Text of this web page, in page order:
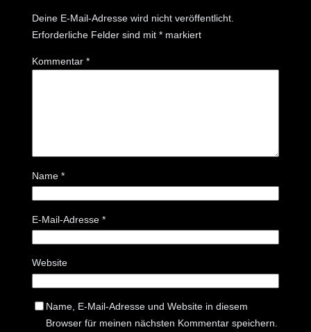
Deine E-Mail-Adresse wird nicht veröffentlicht.
Erforderliche Felder sind mit * markiert
Kommentar *
Name *
E-Mail-Adresse *
Website
Name, E-Mail-Adresse und Website in diesem
Browser für meinen nächsten Kommentar speichern.